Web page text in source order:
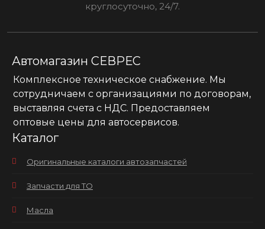
круглосуточно, 24/7.
Автомагазин СЕВРЕС
Комплексное техническое снабжение. Мы
сотрудничаем с организациями по договорам,
выставляя счета с НДС. Предоставляем
оптовые цены для автосервисов.
Каталог
Оригинальные каталоги автозапчастей
Запчасти для ТО
Масла